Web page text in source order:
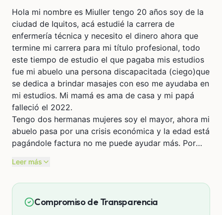
Hola mi nombre es Miuller tengo 20 años soy de la
ciudad de Iquitos, acá estudié la carrera de
enfermería técnica y necesito el dinero ahora que
termine mi carrera para mi título profesional, todo
este tiempo de estudio el que pagaba mis estudios
fue mi abuelo una persona discapacitada (ciego)que
se dedica a brindar masajes con eso me ayudaba en
mi estudios. Mi mamá es ama de casa y mi papá
falleció el 2022.
Tengo dos hermanas mujeres soy el mayor, ahora mi
abuelo pasa por una crisis económica y la edad está
pagándole factura no me puede ayudar más. Por
suficiente y tengo que apoyar con mi mamá en los
Por eso les pido encarecidamente que me ayuden
de todo corazón no pido grandeza, los que pueden
Leer más
Compromiso de Transparencia